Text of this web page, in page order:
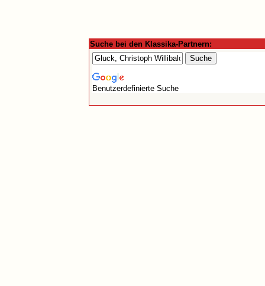
Suche bei den Klassika-Partnern:
Benutzerdefinierte Suche